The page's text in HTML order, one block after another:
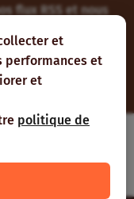
et
performances et
et
politique de
flux RSS et nous